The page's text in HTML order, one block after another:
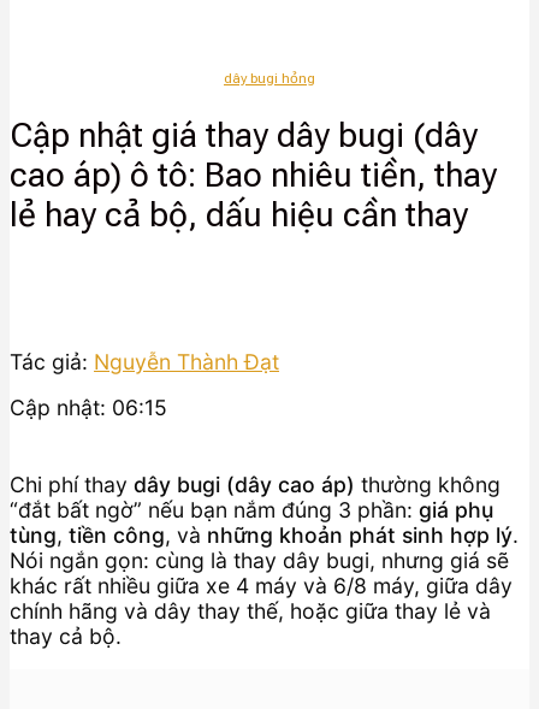
dây bugi hỏng
Cập nhật giá thay dây bugi (dây
cao áp) ô tô: Bao nhiêu tiền, thay
lẻ hay cả bộ, dấu hiệu cần thay
Tác giả: Nguyễn Thành Đạt
Cập nhật: 06:15
Chi phí thay dây bugi (dây cao áp) thường không
“đắt bất ngờ” nếu bạn nắm đúng 3 phần: giá phụ
tùng, tiền công, và những khoản phát sinh hợp lý.
Nói ngắn gọn: cùng là thay dây bugi, nhưng giá sẽ
khác rất nhiều giữa xe 4 máy và 6/8 máy, giữa dây
chính hãng và dây thay thế, hoặc giữa thay lẻ và
thay cả bộ.